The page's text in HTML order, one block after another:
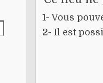
1- Vous
2- Il est